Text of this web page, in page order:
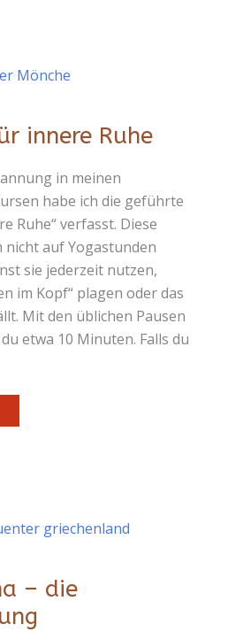
innere Ruhe
in meinen
habe ich die geführte
Ruhe“ verfasst. Diese
auf Yogastunden
sie jederzeit nutzen,
im Kopf“ plagen oder das
Mit den üblichen Pausen
etwa 10 Minuten. Falls du
– die